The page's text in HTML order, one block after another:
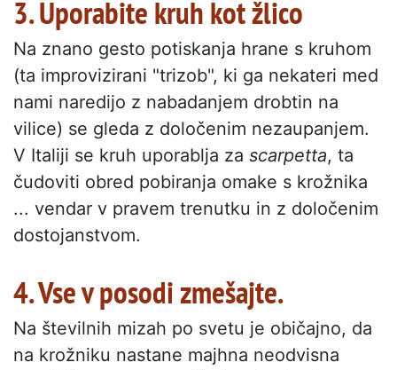
3. Uporabite kruh kot žlico
Na znano gesto potiskanja hrane s kruhom
(ta improvizirani "trizob", ki ga nekateri med
nami naredijo z nabadanjem drobtin na
vilice) se gleda z določenim nezaupanjem.
V Italiji se kruh uporablja za scarpetta, ta
čudoviti obred pobiranja omake s krožnika
... vendar v pravem trenutku in z določenim
dostojanstvom.
4. Vse v posodi zmešajte.
Na številnih mizah po svetu je običajno, da
na krožniku nastane majhna neodvisna